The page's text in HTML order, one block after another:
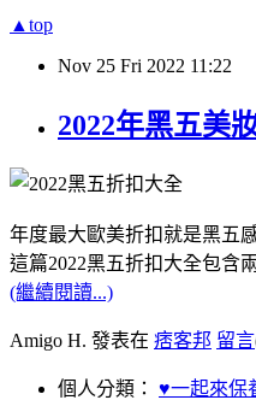
▲top
Nov 25 Fri 2022 11:22
2022年黑五美
年度最大歐美折扣就是黑五
這篇2022黑五折扣大全包含
(繼續閱讀...)
Amigo H. 發表在 痞客邦 留言
個人分類： ♥一起來保